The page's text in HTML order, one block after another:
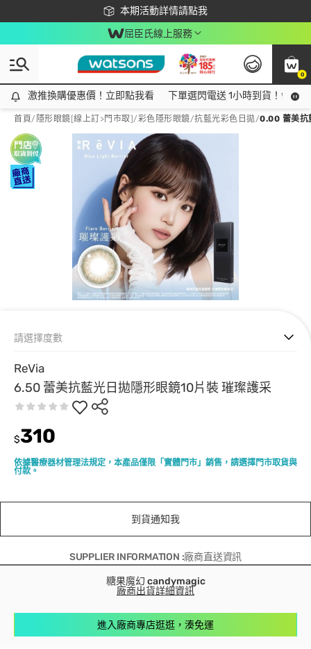
本期活動詳情請點我
下載app最高回饋$350
屈臣氏線上服務
0
激推換購優惠價！立即點我看
激推換購優惠價！立即點我看 下單選閃電送 1小時到貨！領神
首頁/ 隱形眼鏡[線上訂>門市取]/彩色隱形眼鏡/抗藍光彩色日拋/0.00 蕾美抗
ReVia
6.50 蕾美抗藍光日拋隱形眼鏡10片裝 璀璨護采
依據醫療器材管理法規定，本產品僅限「實體門市」銷售，請選擇門市取貨與
付款。
$310
請選擇度數
到貨通知我
SUPPLIER INFORMATION :廠商直送資訊
糖果魔幻 candymagic
廠商出貨詳細資訊
進入廠商專店逛逛，湊免運